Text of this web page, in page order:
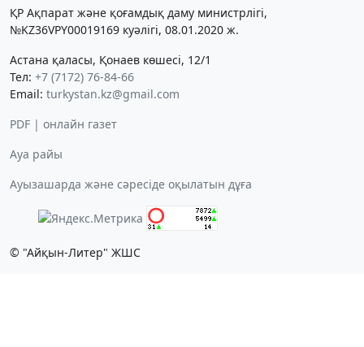
ҚР Ақпарат және қоғамдық даму министрлігі,
№KZ36VPY00019169 куәлігі, 08.01.2020 ж.
Астана қаласы, Қонаев көшесі, 12/1
Тел: +7 (7172) 76-84-66
Email: turkystan.kz@gmail.com
PDF | онлайн газет
Ауа райы
Ауызашарда және сәресіде оқылатын дұға
© "Айқын-Литер" ЖШС